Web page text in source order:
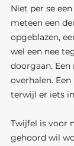
Niet per se
meteen een
opgeblazen,
wel een nee
doorgaan. Een
overhalen.
terwijl er iets
Twijfel is voor
gehoord wil